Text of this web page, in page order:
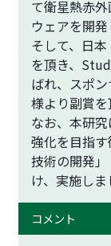
て衛星熱赤
ウェアを開
そして、日
を頂き、
ばれ、スポ
様より副賞を
なお、本研
強化を目指
技術の開発
け、実施しま
コメント